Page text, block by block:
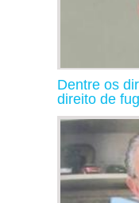
Dentre os
direito de